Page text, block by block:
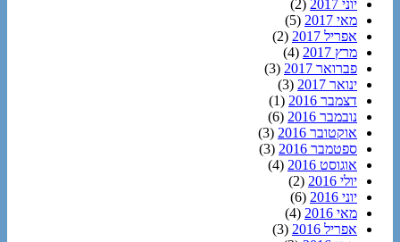
יוני 2017
(2)
מאי 2017
(5)
אפריל 2017
(2)
מרץ 2017
(4)
פברואר 2017
(3)
ינואר 2017
(3)
דצמבר 2016
(1)
נובמבר 2016
(6)
אוקטובר 2016
(3)
ספטמבר 2016
(3)
אוגוסט 2016
(4)
יולי 2016
(2)
יוני 2016
(6)
מאי 2016
(4)
אפריל 2016
(3)